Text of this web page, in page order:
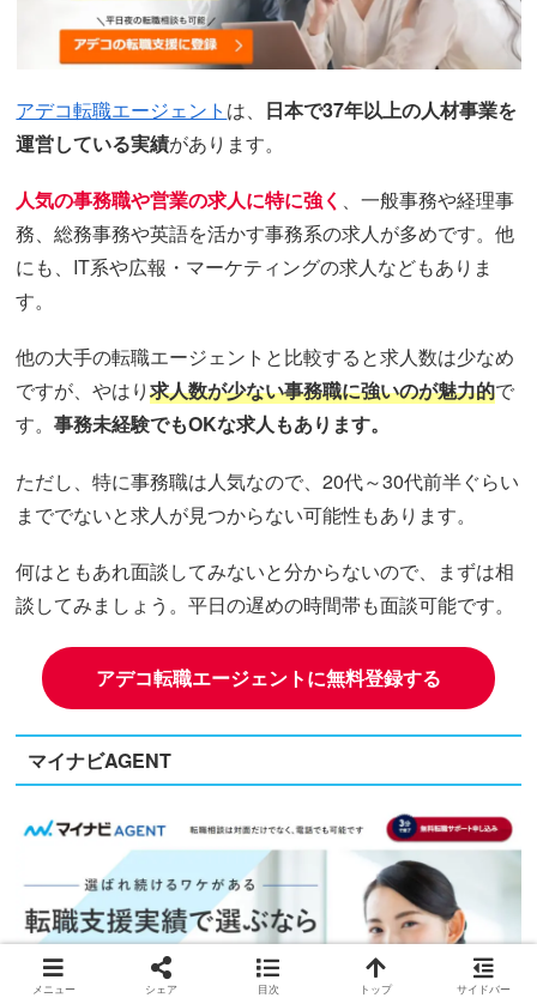
アデコ転職エージェント は、 日本で37年以上の人材事業を
運営している実績があります。
人気の事務職や営業の求人に特に強く 、一般事務や経理事
務、総務事務や英語を活かす事務系の求人が多めです。他
にも、IT系や広報・マーケティングの求人などもありま
す。
他の大手の転職エージェントと比較すると求人数は少なめ
ですが、やはり求人数が少ない事務職に強いのが魅力的で
す。事務未経験でもOKな求人もあります。
ただし、特に事務職は人気なので、20代～30代前半ぐらい
まででないと求人が見つからない可能性もあります。
何はともあれ面談してみないと分からないので、まずは相
談してみましょう。平日の遅めの時間帯も面談可能です。
アデコ転職エージェントに無料登録する
マイナビAGENT
メニュー シェア 目次 トップ サイドバー